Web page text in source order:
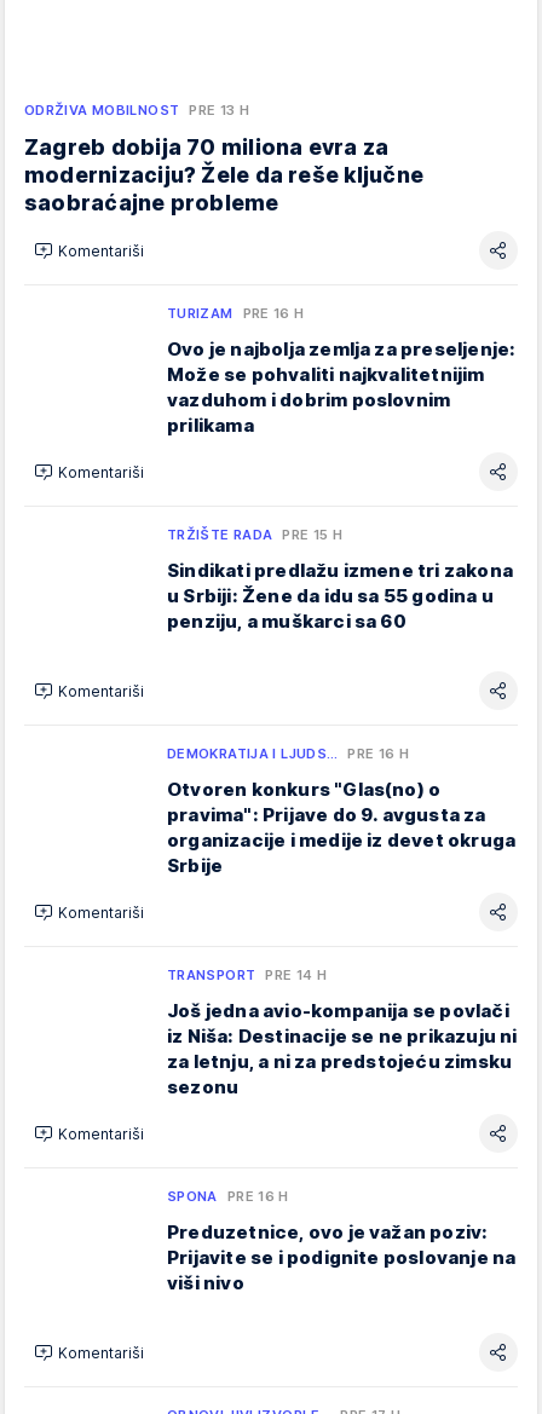
ODRŽIVA MOBILNOST PRE 13 H
Zagreb dobija 70 miliona evra za
modernizaciju? Žele da reše ključne
saobraćajne probleme
Komentariši
TURIZAM PRE 16 H
Ovo je najbolja zemlja za preseljenje:
Može se pohvaliti najkvalitetnijim
vazduhom i dobrim poslovnim
prilikama
Komentariši
TRŽIŠTE RADA PRE 15 H
Sindikati predlažu izmene tri zakona
u Srbiji: Žene da idu sa 55 godina u
penziju, a muškarci sa 60
Komentariši
DEMOKRATIJA I LJUDS… PRE 16 H
Otvoren konkurs "Glas(no) o
pravima": Prijave do 9. avgusta za
organizacije i medije iz devet okruga
Srbije
Komentariši
TRANSPORT PRE 14 H
Još jedna avio-kompanija se povlači
iz Niša: Destinacije se ne prikazuju ni
za letnju, a ni za predstojeću zimsku
sezonu
Komentariši
SPONA PRE 16 H
Preduzetnice, ovo je važan poziv:
Prijavite se i podignite poslovanje na
viši nivo
Komentariši